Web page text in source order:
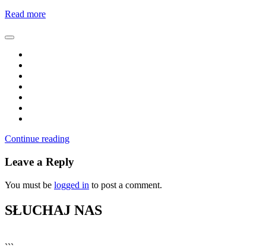
Read more
Continue reading
Leave a Reply
You must be logged in to post a comment.
SŁUCHAJ NAS